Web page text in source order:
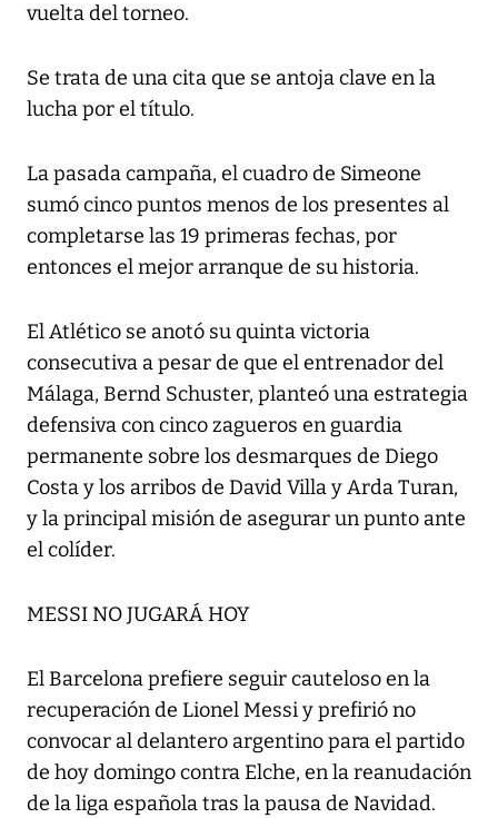
vuelta del torneo.
Se trata de una cita que se antoja clave en la
lucha por el título.
La pasada campaña, el cuadro de Simeone
sumó cinco puntos menos de los presentes al
completarse las 19 primeras fechas, por
entonces el mejor arranque de su historia.
El Atlético se anotó su quinta victoria
consecutiva a pesar de que el entrenador del
Málaga, Bernd Schuster, planteó una estrategia
defensiva con cinco zagueros en guardia
permanente sobre los desmarques de Diego
Costa y los arribos de David Villa y Arda Turan,
y la principal misión de asegurar un punto ante
el colíder.
MESSI NO JUGARÁ HOY
El Barcelona prefiere seguir cauteloso en la
recuperación de Lionel Messi y prefirió no
convocar al delantero argentino para el partido
de hoy domingo contra Elche, en la reanudación
de la liga española tras la pausa de Navidad.